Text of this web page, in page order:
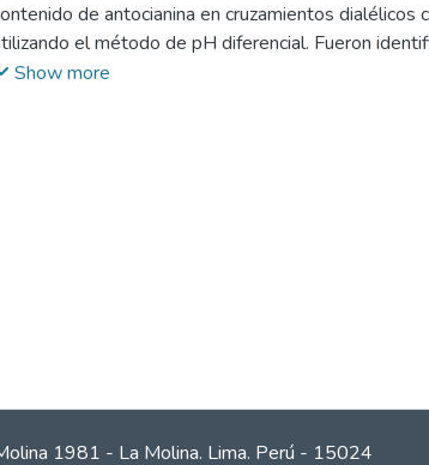
de antocianina en cruzamientos
el método de pH diferencial. Fueron
en el grano y en la coronta de maíz
Show more
1981 - La Molina. Lima. Perú - 15024